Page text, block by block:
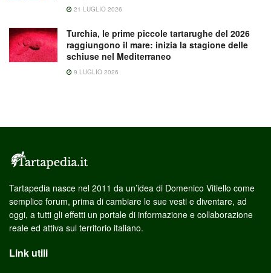
21 LUGLIO 2026
Turchia, le prime piccole tartarughe del 2026
raggiungono il mare: inizia la stagione delle
schiuse nel Mediterraneo
9 LUGLIO 2026
Tartapedia nasce nel 2011 da un’idea di Domenico Vitiello come
semplice forum, prima di cambiare le sue vesti e diventare, ad
oggi, a tutti gli effetti un portale di informazione e collaborazione
reale ed attiva sul territorio italiano.
Link utili